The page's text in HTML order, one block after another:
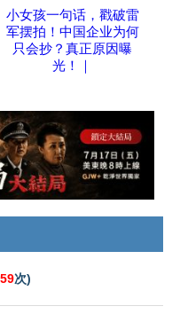
小女孩一句话，戳破雷
军摆拍！中国企业为何
只会抄？真正原因曝
光！｜
次)